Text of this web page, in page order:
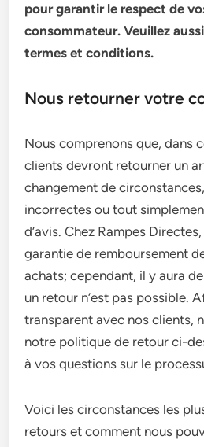
pour garantir le respect de
consommateur. Veuillez
termes et conditions.
Nous retourner votre
Nous comprenons que, dans
clients devront retourner un
changement de
incorrectes ou tout
d’avis. Chez Rampes
garantie de remboursement
achats; cependant, il y aura
un retour n’est pas possible.
transparent avec nos clients,
notre politique de retour ci-
à vos questions sur le
Voici les circonstances les
retours et comment nous